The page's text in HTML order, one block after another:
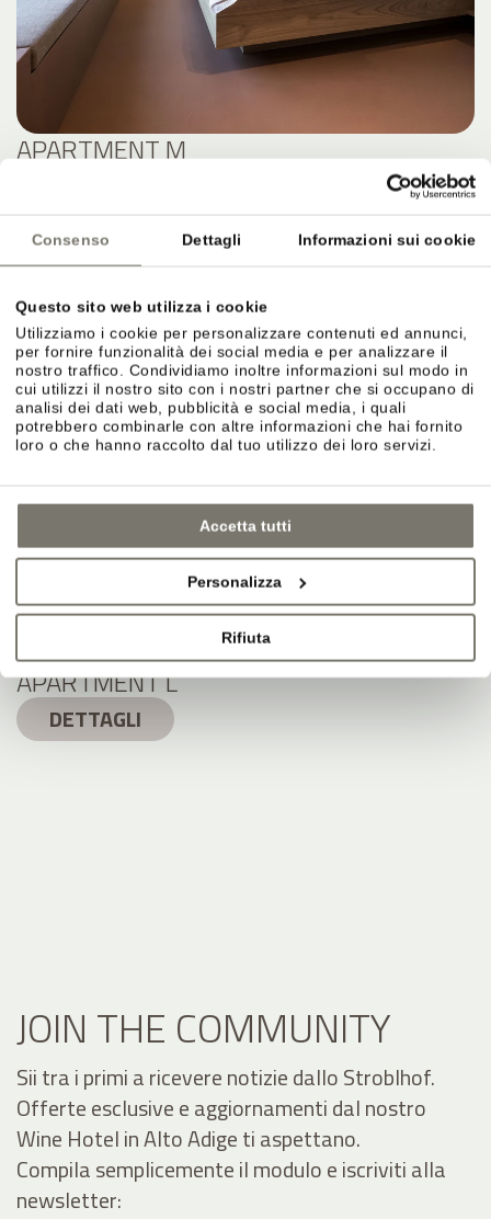
Consenso Dettagli Informazioni sui cookie
Questo sito web utilizza i cookie
Utilizziamo i cookie per personalizzare contenuti ed annunci,
per fornire funzionalità dei social media e per analizzare il
nostro traffico. Condividiamo inoltre informazioni sul modo in
cui utilizzi il nostro sito con i nostri partner che si occupano di
analisi dei dati web, pubblicità e social media, i quali
potrebbero combinarle con altre informazioni che hai fornito
loro o che hanno raccolto dal tuo utilizzo dei loro servizi.
Accetta tutti
Personalizza
Rifiuta
APARTMENT M
APARTMENT L
DETTAGLI
JOIN THE COMMUNITY
Sii tra i primi a ricevere notizie dallo Stroblhof.
Offerte esclusive e aggiornamenti dal nostro
Wine Hotel in Alto Adige ti aspettano.
Compila semplicemente il modulo e iscriviti alla
newsletter: